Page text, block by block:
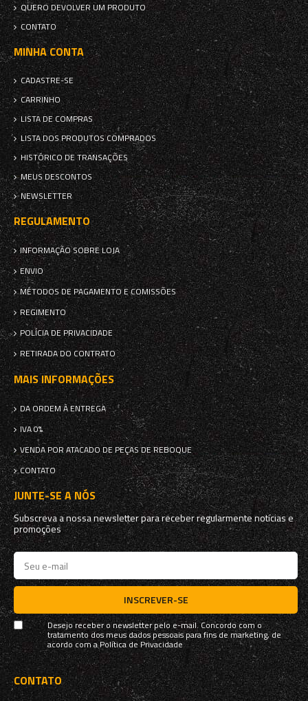
QUERO DEVOLVER UM PRODUTO
CONTATO
MINHA CONTA
CADASTRE-SE
CARRINHO
LISTA DE COMPRAS
LISTA DOS PRODUTOS COMPRADOS
HISTÓRICO DE TRANSAÇÕES
MEUS DESCONTOS
NEWSLETTER
REGULAMENTO
INFORMAÇÃO SOBRE LOJA
ENVIO
MÉTODOS DE PAGAMENTO E COMISSÕES
REGIMENTO
POLÍCIA DE PRIVACIDADE
RETIRADA DO CONTRATO
MAIS INFORMAÇÕES
DA ORDEM À ENTREGA
IVA 0%
VENDA POR ATACADO DE PEÇAS DE REBOQUE
CONTATO
JUNTE-SE A NÓS
Subscreva a nossa newsletter para receber regularmente notícias e
promoções
INSCREVER-SE
Desejo receber o newsletter pelo e-mail. Concordo com o
tratamento dos meus dados pessoais para fins de marketing, de
acordo com aPolítica de Privacidade
CONTATO